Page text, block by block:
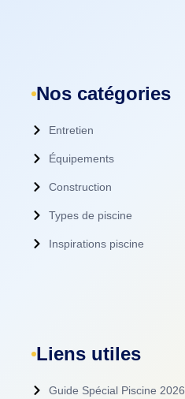
Nos catégories
Entretien
Équipements
Construction
Types de piscine
Inspirations piscine
Liens utiles
Guide Spécial Piscine 2026